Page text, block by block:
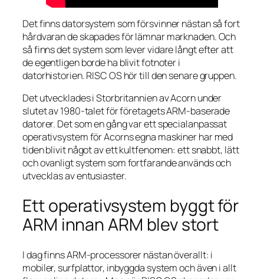
Det finns datorsystem som försvinner nästan så fort
hårdvaran de skapades för lämnar marknaden. Och
så finns det system som lever vidare långt efter att
de egentligen borde ha blivit fotnoter i
datorhistorien. RISC OS hör till den senare gruppen.
Det utvecklades i Storbritannien av Acorn under
slutet av 1980-talet för företagets ARM-baserade
datorer. Det som en gång var ett specialanpassat
operativsystem för Acorns egna maskiner har med
tiden blivit något av ett kultfenomen: ett snabbt, lätt
och ovanligt system som fortfarande används och
utvecklas av entusiaster.
Ett operativsystem byggt för
ARM innan ARM blev stort
I dag finns ARM-processorer nästan överallt: i
mobiler, surfplattor, inbyggda system och även i allt